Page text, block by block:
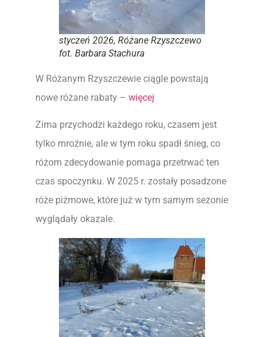
styczeń 2026, Różane Rzyszczewo
fot. Barbara Stachura
W Różanym Rzyszczewie ciągle powstają
nowe różane rabaty – więcej
Zima przychodzi każdego roku, czasem jest
tylko mroźnie, ale w tym roku spadł śnieg, co
różom zdecydowanie pomaga przetrwać ten
czas spoczynku. W 2025 r. zostały posadzone
róże piżmowe, które już w tym samym sezonie
wyglądały okazale.